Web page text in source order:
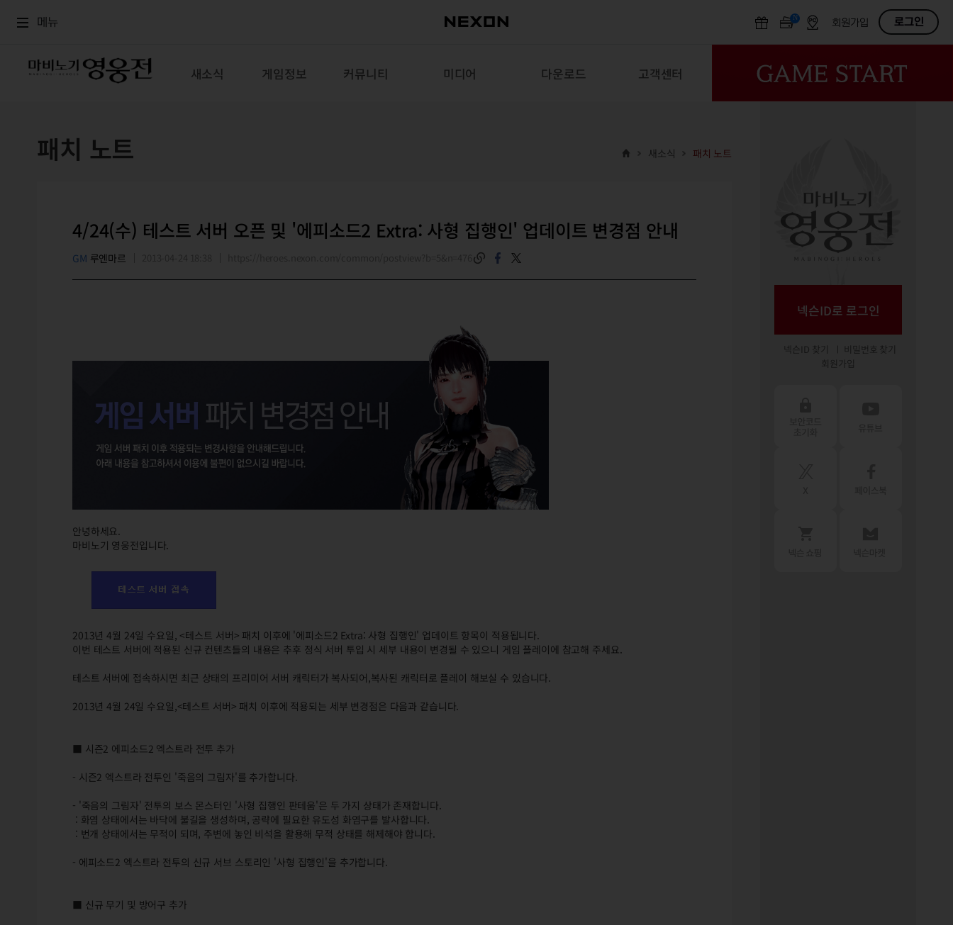
메뉴 N OFF회원가입 로그인
새소식 게임정보 커뮤니티 미디어 다운로드 고객센터
패치 노트 새소식 패치 노트
4/24(수) 테스트 서버 오픈 및 '에피소드2 Extra: 사형 집행인' 업데이트 변경점 안내
GM 루엔마르
안녕하세요.
마비노기 영웅전입니다.
2013년 4월 24일 수요일, <테스트 서버> 패치 이후에 '에피소드2 Extra: 사형 집행인' 업데이트 항목이 적용됩니다.
이번 테스트 서버에 적용된 신규 컨텐츠들의 내용은 추후 정식 서버 투입 시 세부 내용이 변경될 수 있으니 게임 플레이에 참고해 주세요.
테스트 서버에 접속하시면 최근 상태의 프리미어 서버 캐릭터가 복사되어,복사된 캐릭터로 플레이 해보실 수 있습니다.
2013년 4월 24일 수요일,<테스트 서버> 패치 이후에 적용되는 세부 변경점은 다음과 같습니다.
■ 시즌2 에피소드2 엑스트라 전투 추가
- 시즌2 엑스트라 전투인 '죽음의 그림자'를 추가합니다.
- '죽음의 그림자' 전투의 보스 몬스터인 '사형 집행인 판테움'은 두 가지 상태가 존재합니다.
: 화염 상태에서는 바닥에 불길을 생성하며, 공략에 필요한 유도성 화염구를 발사합니다.
: 번개 상태에서는 무적이 되며, 주변에 놓인 비석을 활용해 무적 상태를 해제해야 합니다.
- 에피소드2 엑스트라 전투의 신규 서브 스토리인 '사형 집행인'을 추가합니다.
■ 신규 무기 및 방어구 추가
넥슨ID로 로그인
넥슨ID 찾기
비밀번호 찾기
회원가입